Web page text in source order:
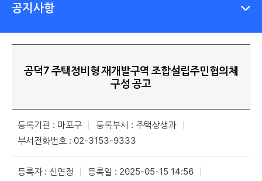
공지사항
공덕7 주택정비형 재개발구역 조합설립주민협의체
구성 공고
등록기관 : 마포구
등록부서 : 주택상생과
부서전화번호 : 02-3153-9333
등록자 : 신연정
등록일 : 2025-05-15 14:56